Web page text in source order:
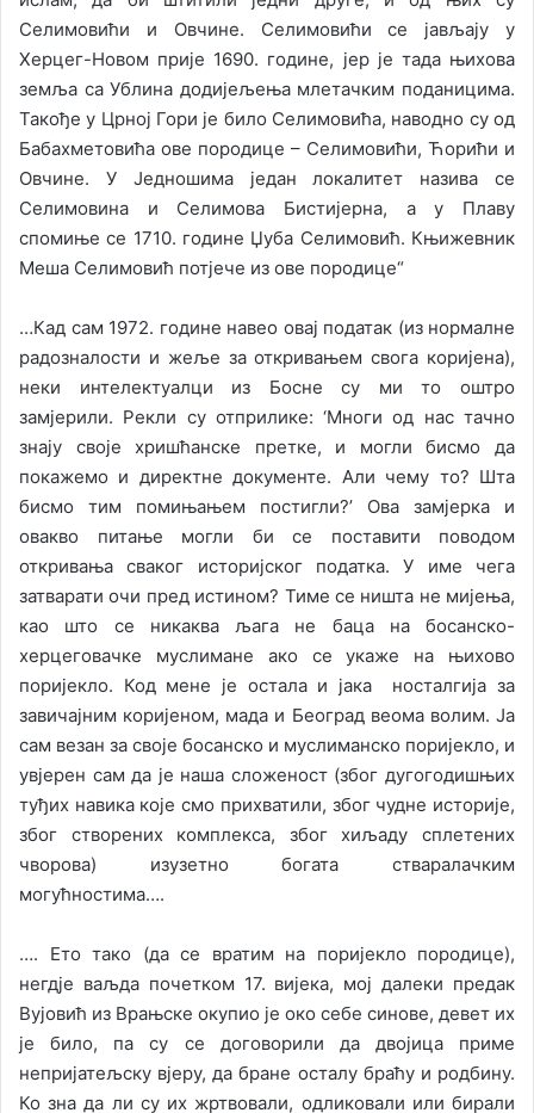
Селимовићи и Овчине. Селимовићи се јављају у
Херцег-Новом прије 1690. године, јер је тада њихова
земља са Ублина додијељења млетачким поданицима.
Такође у Црној Гори је било Селимовића, наводно су од
Бабахметовића ове породице – Селимовићи, Ћорићи и
Овчине. У Једношима један локалитет назива се
Селимовина и Селимова Бистијерна, а у Плаву
спомиње се 1710. године Џуба Селимовић. Књижевник
Меша Селимовић потјече из ове породице“
…Кад сам 1972. године навео овај податак (из нормалне
радозналости и жеље за откривањем свога коријена),
неки интелектуалци из Босне су ми то оштро
замјерили. Рекли су отприлике: ‘Многи од нас тачно
знају своје хришћанске претке, и могли бисмо да
покажемо и директне документе. Али чему то? Шта
бисмо тим помињањем постигли?’ Ова замјерка и
овакво питање могли би се поставити поводом
откривања сваког историјског податка. У име чега
затварати очи пред истином? Тиме се ништа не мијења,
као што се никаква љага не баца на босанско-
херцеговачке муслимане ако се укаже на њихово
поријекло. Код мене је остала и јака носталгија за
завичајним коријеном, мада и Београд веома волим. Ја
сам везан за своје босанско и муслиманско поријекло, и
увјерен сам да је наша сложеност (због дугогодишњих
туђих навика које смо прихватили, због чудне историје,
због створених комплекса, због хиљаду сплетених
чворова) изузетно богата стваралачким
могућностима….
…. Ето тако (да се вратим на поријекло породице),
негдје ваљда почетком 17. вијека, мој далеки предак
Вујовић из Врањске окупио је око себе синове, девет их
је било, па су се договорили да двојица приме
непријатељску вјеру, да бране осталу браћу и родбину.
Ко зна да ли су их жртвовали, одликовали или бирали